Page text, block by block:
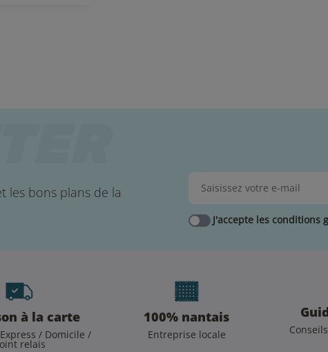
les bons plans de la
J'accepte les
à la carte
/ Domicile /
relais
100% nantais
Entreprise locale